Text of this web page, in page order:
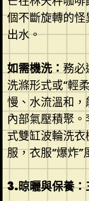
個不斷旋轉的
出水。
如需機洗：務必
洗滌形式或“輕
慢、水流溫和
內部氣壓積聚
式雙缸波輪洗
服，衣服“爆炸”
3.晾曬與保養：